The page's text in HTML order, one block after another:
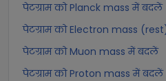
पेटग्राम को Planck mass में बदलें
पेटग्राम को Electron mass
पेटग्राम को Muon mass में बदलें
पेटग्राम को Proton mass में बदलें